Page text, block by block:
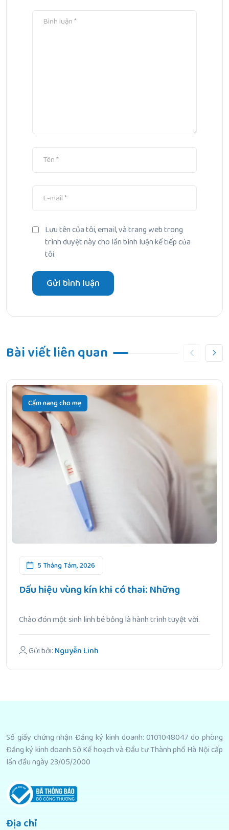
Lưu tên của tôi, email, và trang web trong
trình duyệt này cho lần bình luận kế tiếp của
tôi.
Bài viết liên quan
Cẩm nang cho mẹ
5 Tháng Tám, 2026
Dấu hiệu vùng kín khi có thai: Những
Chào đón một sinh linh bé bỏng là hành trình tuyệt vời.
Gửi bởi: Nguyễn Linh
Số giấy chứng nhận Đăng ký kinh doanh: 0101048047 do phòng
Đăng ký kinh doanh Sở Kế hoạch và Đầu tư Thành phố Hà Nội cấp
lần đầu ngày 23/05/2000
Địa chỉ